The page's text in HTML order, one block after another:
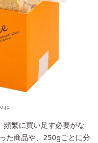
頻繁に買い足す必要がな
た商品や、250gごとに分